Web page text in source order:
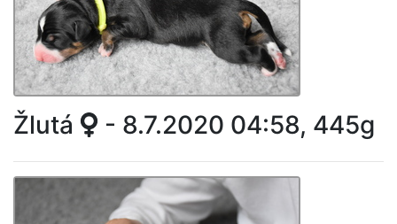
Žlutá - 8.7.2020 04:58, 445g